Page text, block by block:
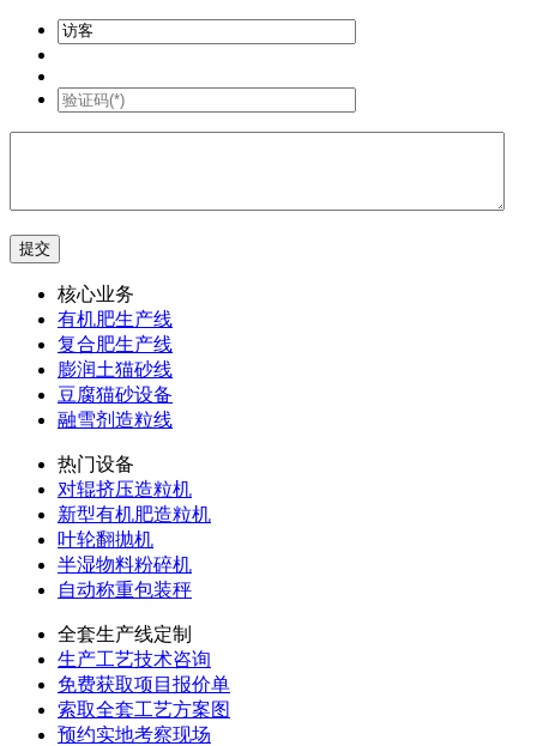
核心业务
有机肥生产线
复合肥生产线
膨润土猫砂线
豆腐猫砂设备
融雪剂造粒线
热门设备
对辊挤压造粒机
新型有机肥造粒机
叶轮翻抛机
半湿物料粉碎机
自动称重包装秤
全套生产线定制
生产工艺技术咨询
免费获取项目报价单
索取全套工艺方案图
预约实地考察现场